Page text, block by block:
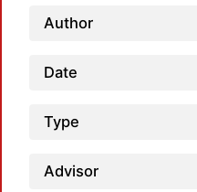
Author
Date
Type
Advisor